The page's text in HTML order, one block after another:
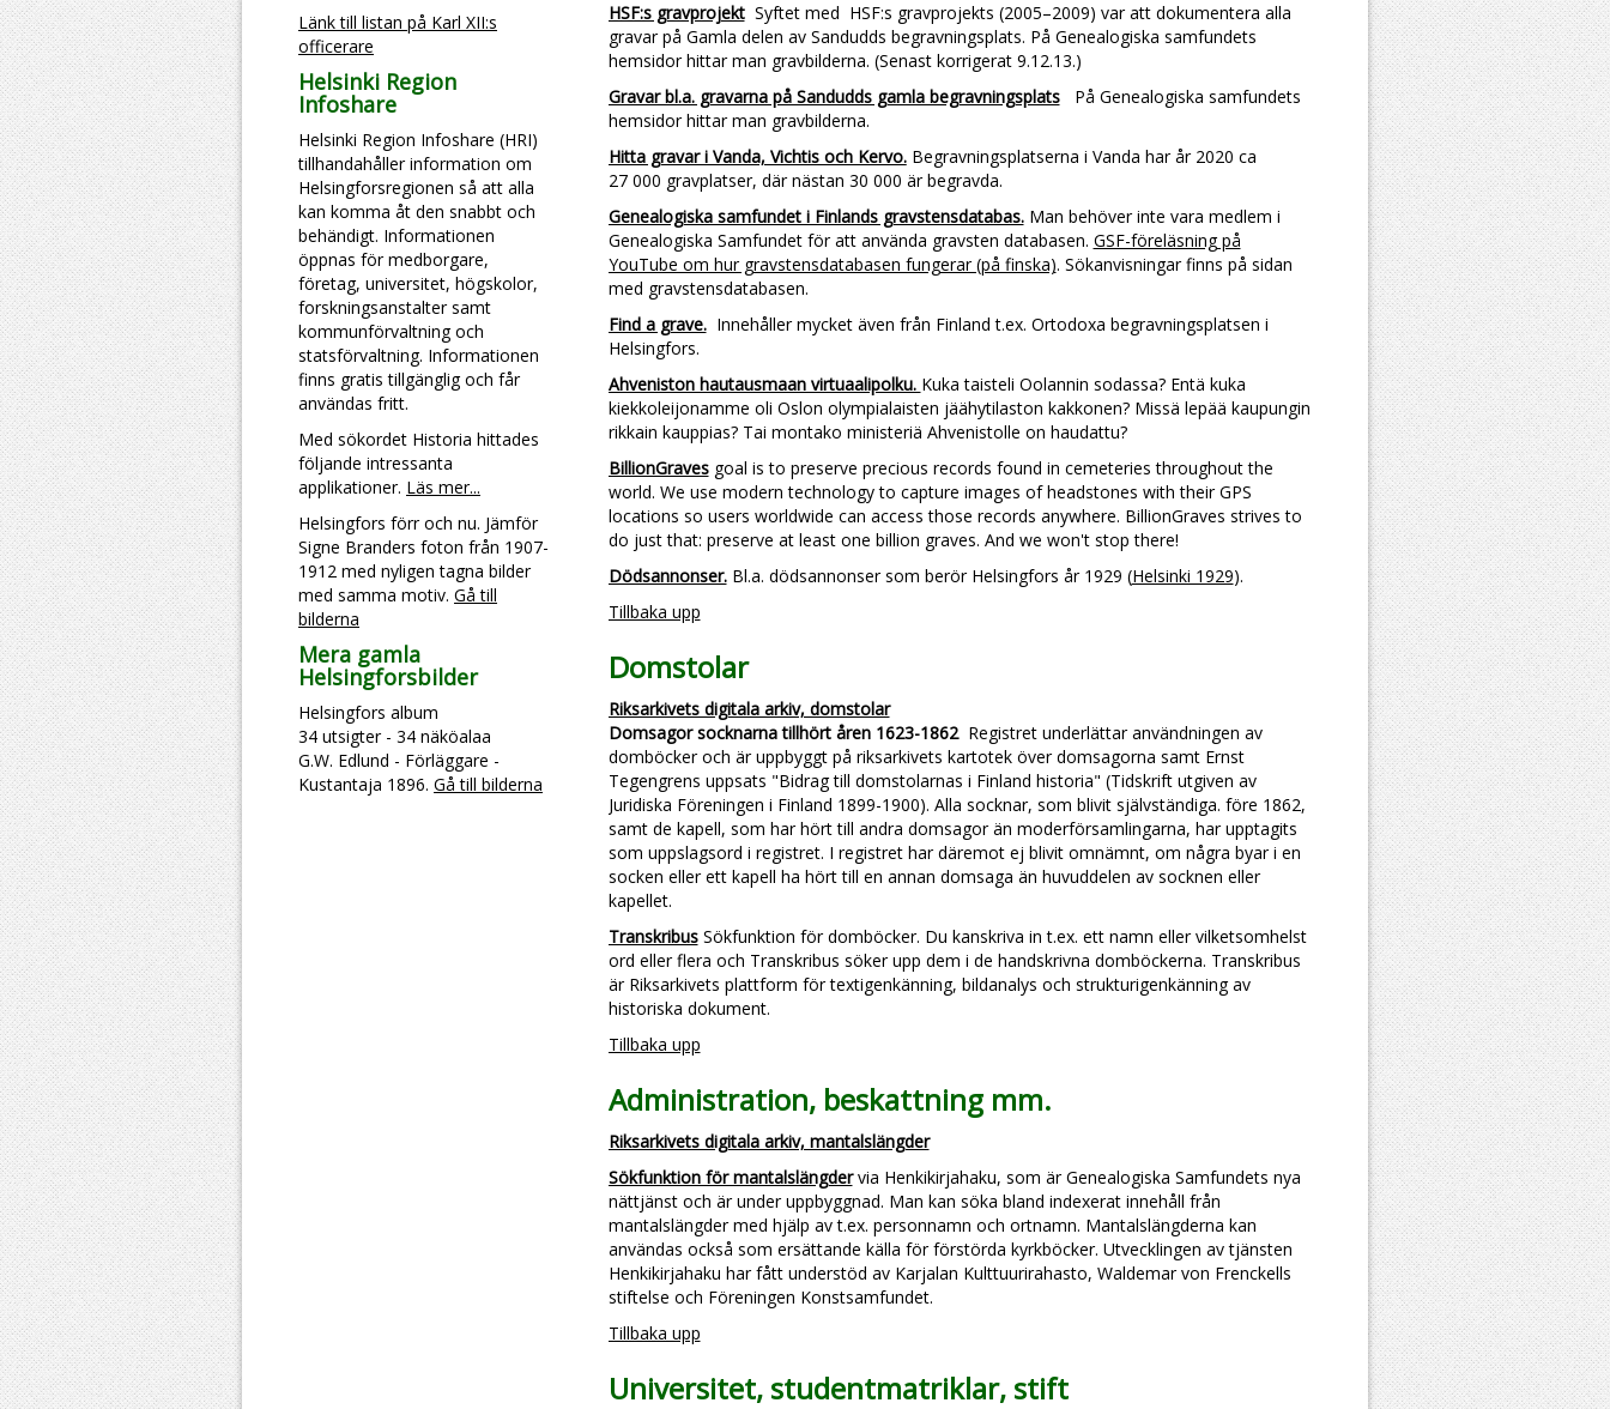
Länk till listan på Karl XII:s
officerare
Helsinki Region
Infoshare
Helsinki Region Infoshare (HRI)
tillhandahåller information om
Helsingforsregionen så att alla
kan komma åt den snabbt och
behändigt. Informationen
öppnas för medborgare,
företag, universitet, högskolor,
forskningsanstalter samt
kommunförvaltning och
statsförvaltning. Informationen
finns gratis tillgänglig och får
användas fritt.
Med sökordet Historia hittades
följande intressanta
applikationer. Läs mer...
Helsingfors förr och nu. Jämför
Signe Branders foton från 1907-
1912 med nyligen tagna bilder
med samma motiv. Gå till
bilderna
Mera gamla
Helsingforsbilder
Helsingfors album
34 utsigter - 34 näköalaa
G.W. Edlund - Förläggare -
Kustantaja 1896. Gå till bilderna
HSF:s gravprojekt Syftet med HSF:s gravprojekts (2005–2009) var att dokumentera alla
gravar på Gamla delen av Sandudds begravningsplats. På Genealogiska samfundets
hemsidor hittar man gravbilderna. (Senast korrigerat 9.12.13.)
Gravar bl.a. gravarna på Sandudds gamla begravningsplats
På Genealogiska samfundets
hemsidor hittar man gravbilderna.
Hitta gravar i Vanda, Vichtis och Kervo.Begravningsplatserna i Vanda har år 2020 ca
27 000 gravplatser, där nästan 30 000 är begravda.
Genealogiska samfundet i Finlands gravstensdatabas.Man behöver inte vara medlem i
Genealogiska Samfundet för att använda gravsten databasen. GSF-föreläsning på
YouTube om hur gravstensdatabasen fungerar (på finska). Sökanvisningar finns på sidan
med gravstensdatabasen.
Find a grave. Innehåller mycket även från Finland t.ex. Ortodoxa begravningsplatsen i
Helsingfors.
Ahveniston hautausmaan virtuaalipolku. Kuka taisteli Oolannin sodassa? Entä kuka
kiekkoleijonamme oli Oslon olympialaisten jäähytilaston kakkonen? Missä lepää kaupungin
rikkain kauppias? Tai montako ministeriä Ahvenistolle on haudattu?
BillionGravesgoal is to preserve precious records found in cemeteries throughout the
world. We use modern technology to capture images of headstones with their GPS
locations so users worldwide can access those records anywhere. BillionGraves strives to
do just that: preserve at least one billion graves. And we won't stop there!
Dödsannonser.Bl.a. dödsannonser som berör Helsingfors år 1929 (Helsinki 1929).
Tillbaka upp
Domstolar
Riksarkivets digitala arkiv, domstolar
Domsagor socknarna tillhört åren 1623-1862Registret underlättar användningen av
domböcker och är uppbyggt på riksarkivets kartotek över domsagorna samt Ernst
Tegengrens uppsats "Bidrag till domstolarnas i Finland historia" (Tidskrift utgiven av
Juridiska Föreningen i Finland 1899-1900). Alla socknar, som blivit självständiga. före 1862,
samt de kapell, som har hört till andra domsagor än moderförsamlingarna, har upptagits
som uppslagsord i registret. I registret har däremot ej blivit omnämnt, om några byar i en
socken eller ett kapell ha hört till en annan domsaga än huvuddelen av socknen eller
kapellet.
TranskribusSökfunktion för domböcker. Du kanskriva in t.ex. ett namn eller vilketsomhelst
ord eller flera och Transkribus söker upp dem i de handskrivna domböckerna. Transkribus
är Riksarkivets plattform för textigenkänning, bildanalys och strukturigenkänning av
historiska dokument.
Tillbaka upp
Administration, beskattning mm.
Riksarkivets digitala arkiv, mantalslängder
Sökfunktion för mantalslängder via Henkikirjahaku, som är Genealogiska Samfundets nya
nättjänst och är under uppbyggnad. Man kan söka bland indexerat innehåll från
mantalslängder med hjälp av t.ex. personnamn och ortnamn. Mantalslängderna kan
användas också som ersättande källa för förstörda kyrkböcker. Utvecklingen av tjänsten
Henkikirjahaku har fått understöd av Karjalan Kulttuurirahasto, Waldemar von Frenckells
stiftelse och Föreningen Konstsamfundet.
Tillbaka upp
Universitet, studentmatriklar, stift